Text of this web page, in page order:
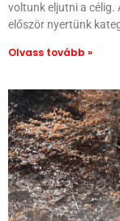
voltunk eljutni a célig.
először nyertünk
Olvass tovább »